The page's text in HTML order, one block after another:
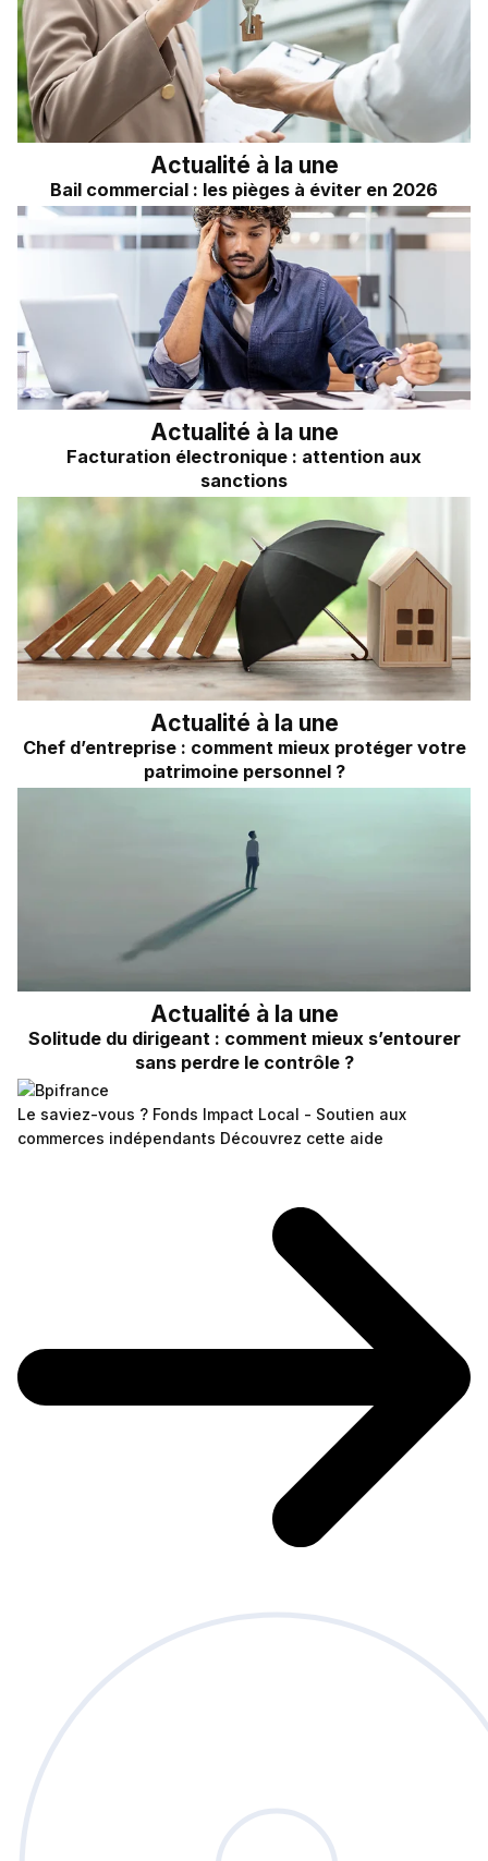
Actualité à la une
Bail commercial : les pièges à éviter en 2026
Actualité à la une
Facturation électronique : attention aux
sanctions
Actualité à la une
Chef d’entreprise : comment mieux protéger votre
patrimoine personnel ?
Actualité à la une
Solitude du dirigeant : comment mieux s’entourer
sans perdre le contrôle ?
Le saviez-vous ? Fonds Impact Local - Soutien aux
commerces indépendants Découvrez cette aide